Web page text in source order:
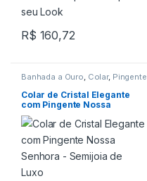
R$ 160,72
Banhada a Ouro, Colar, Pingente
Colar de Cristal Elegante
com Pingente Nossa
Senhora – Semijoia de Luxo